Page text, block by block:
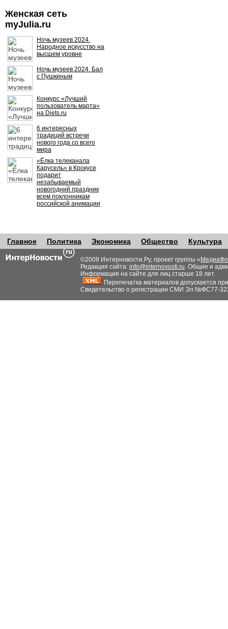
Женская сеть
myJulia.ru
Ночь музеев 2024.
Народное искусство на
высшем уровне
Ночь музеев 2024. Бал
с Пушкиным
Конкурс «Лучший
пользователь марта»
на Diets.ru
6 интересных
традиций встречи
нового года со всего
мира
«Ёлка телеканала
Карусель» в Крокусе
подарит
незабываемый
новогодний праздник
всем поклонникам
российской анимации
Главное Политика Экономика Общество Культура
©2008 Интерновости.Ру, проект группы «
Редакция сайта: info@internovosti.ru. Общие и
Информация на сайте для лиц старше 18 лет.
Перепечатка материалов допускается
Свидетельство о регистрации СМИ Эл №ФС77-